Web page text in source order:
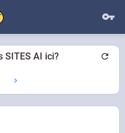
SITES AI ici?